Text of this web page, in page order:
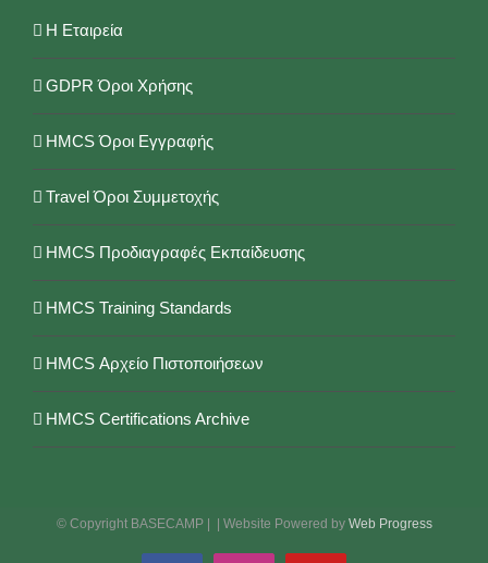
Η Εταιρεία
GDPR Όροι Χρήσης
HMCS Όροι Εγγραφής
Travel Όροι Συμμετοχής
HMCS Προδιαγραφές Εκπαίδευσης
HMCS Training Standards
HMCS Αρχείο Πιστοποιήσεων
HMCS Certifications Archive
© Copyright BASECAMP | | Website Powered by Web Progress